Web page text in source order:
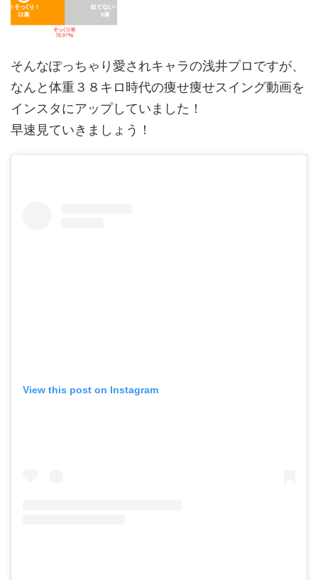
そんなぽっちゃり愛されキャラの浅井プロですが、
なんと体重３８キロ時代の痩せ痩せスイング動画を
インスタにアップしていました！
早速見ていきましょう！
View this post on Instagram